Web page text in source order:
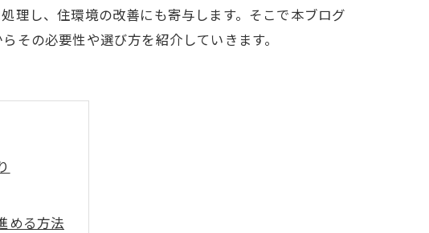
理し、住環境の改善にも寄与します。そこで本ブログ
その必要性や選び方を紹介していきます。
める方法